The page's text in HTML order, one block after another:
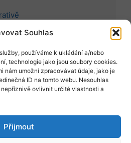
Souhlas
používáme k ukládání a/nebo
technologie jako jsou soubory cookies.
nám umožní zpracovávat údaje, jako je
ID na tomto webu. Nesouhlas
ovlivnit určité vlastnosti a
Přijmout
dotaz
vzor